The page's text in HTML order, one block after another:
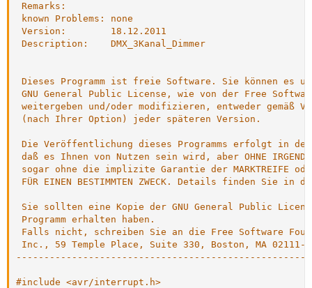
Remarks:
known Problems: none
Version:        18.12.2011
Description:    DMX_3Kanal_Dimmer
Dieses Programm ist freie Software. Sie können es
GNU General Public License, wie von der Free
weitergeben und/oder modifizieren, entweder gemäß
(nach Ihrer Option) jeder späteren Version.
Die Veröffentlichung dieses Programms erfolgt in
daß es Ihnen von Nutzen sein wird, aber OHNE
sogar ohne die implizite Garantie der MARKTREIFE oder
FÜR EINEN BESTIMMTEN ZWECK. Details finden Sie
Sie sollten eine Kopie der GNU General Public
Programm erhalten haben.
Falls nicht, schreiben Sie an die Free Software
Inc., 59 Temple Place, Suite 330, Boston, MA 02111-
#include <avr/interrupt.h>